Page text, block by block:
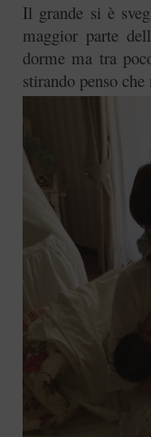
Il grande si è
maggior parte
dorme ma tra
stirando penso